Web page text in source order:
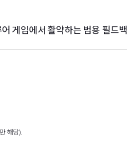
게임에서 활약하는 범용 필드백
해당).